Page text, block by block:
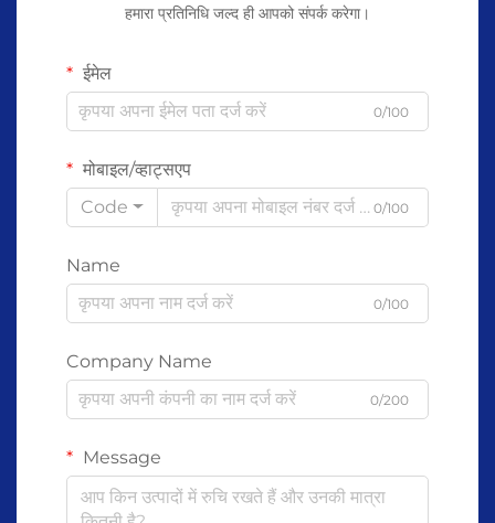
हमारा प्रतिनिधि जल्द ही आपको संपर्क करेगा।
ईमेल
0/100
मोबाइल/व्हाट्सएप
Code
0/100
Name
0/100
Company Name
0/200
Message